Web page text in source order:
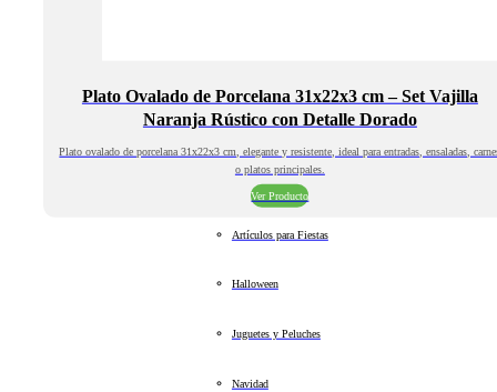
Plato Ovalado de Porcelana 31x22x3 cm – Set Vajilla
Naranja Rústico con Detalle Dorado
Plato ovalado de porcelana 31x22x3 cm, elegante y resistente, ideal para entradas, ensaladas,
o platos principales.
Ver Producto
Artículos para Fiestas
Halloween
Juguetes y Peluches
Navidad